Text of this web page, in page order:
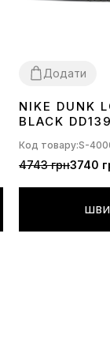
Додати
3637 383940 41
NIKE DUNK
BLACK
Код товару:S-
4743 грн3740